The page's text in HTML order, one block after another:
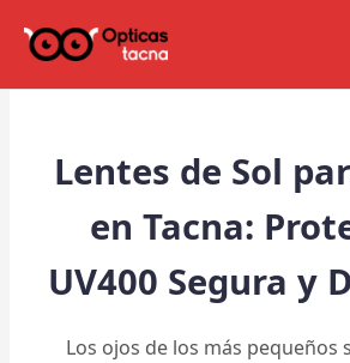
contenido
Lentes de Sol
en Tacna:
UV400 Segura y
Los ojos de los más pequeños